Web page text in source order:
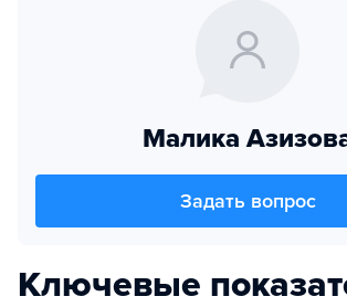
Малика
Задать вопрос
Ключевые